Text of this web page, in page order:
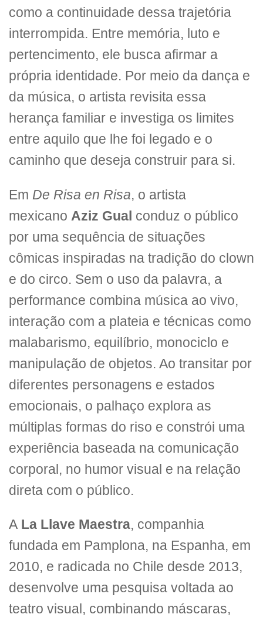
como a continuidade dessa trajetória
interrompida. Entre memória, luto e
pertencimento, ele busca afirmar a
própria identidade. Por meio da dança e
da música, o artista revisita essa
herança familiar e investiga os limites
entre aquilo que lhe foi legado e o
caminho que deseja construir para si.
Em De Risa en Risa, o artista
mexicano Aziz Gual conduz o público
por uma sequência de situações
cômicas inspiradas na tradição do clown
e do circo. Sem o uso da palavra, a
performance combina música ao vivo,
interação com a plateia e técnicas como
malabarismo, equilíbrio, monociclo e
manipulação de objetos. Ao transitar por
diferentes personagens e estados
emocionais, o palhaço explora as
múltiplas formas do riso e constrói uma
experiência baseada na comunicação
corporal, no humor visual e na relação
direta com o público.
A La Llave Maestra, companhia
fundada em Pamplona, na Espanha, em
2010, e radicada no Chile desde 2013,
desenvolve uma pesquisa voltada ao
teatro visual, combinando máscaras,